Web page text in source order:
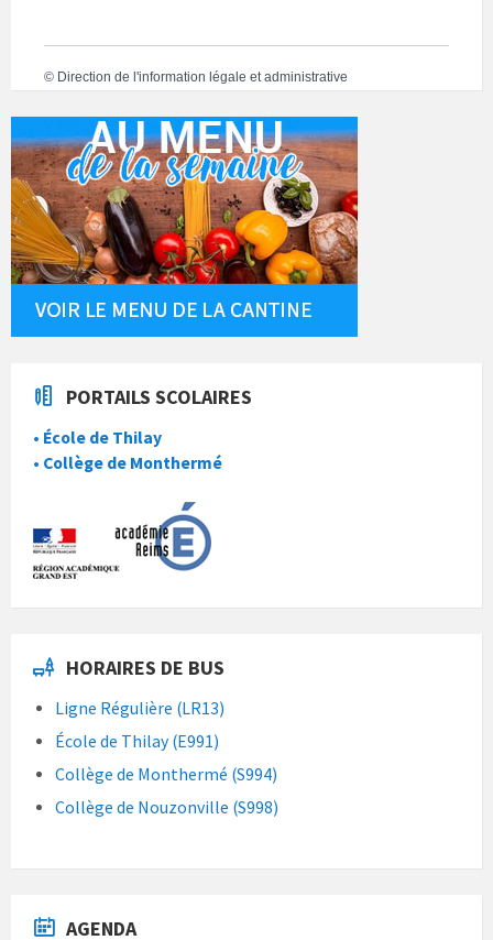
© Direction de l'information légale et administrative
PORTAILS SCOLAIRES
• École de Thilay
• Collège de Monthermé
HORAIRES DE BUS
Ligne Régulière (LR13)
École de Thilay (E991)
Collège de Monthermé (S994)
Collège de Nouzonville (S998)
AGENDA